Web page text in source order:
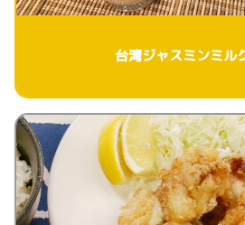
台湾ジャスミンミル